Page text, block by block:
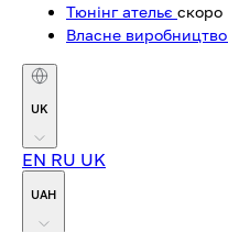
Тюнінг ательє скоро
Власне виробництво
UK
EN RU UK
UAH